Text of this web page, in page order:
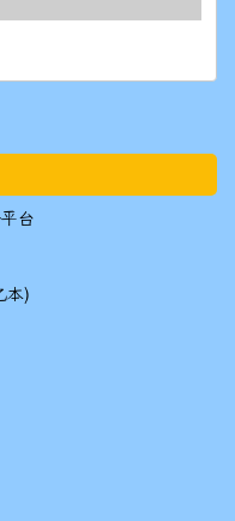
台
本)